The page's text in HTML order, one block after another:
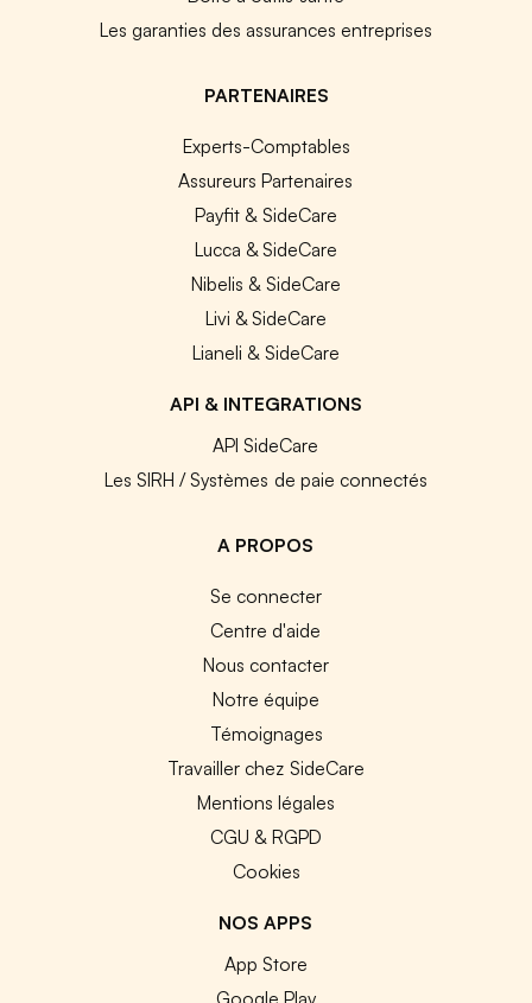
Les garanties des assurances entreprises
PARTENAIRES
Experts-Comptables
Assureurs Partenaires
Payfit & SideCare
Lucca & SideCare
Nibelis & SideCare
Livi & SideCare
Lianeli & SideCare
API & INTEGRATIONS
API SideCare
Les SIRH / Systèmes de paie connectés
A PROPOS
Se connecter
Centre d'aide
Nous contacter
Notre équipe
Témoignages
Travailler chez SideCare
Mentions légales
CGU & RGPD
Cookies
NOS APPS
App Store
Google Play